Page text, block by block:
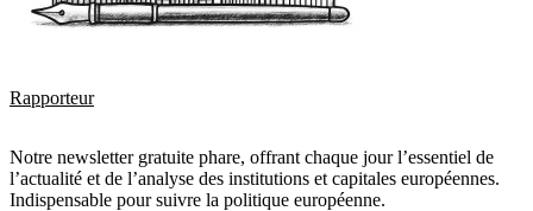
Rapporteur
Notre newsletter gratuite phare, offrant chaque jour l’essentiel de
l’actualité et de l’analyse des institutions et capitales européennes.
Indispensable pour suivre la politique européenne.